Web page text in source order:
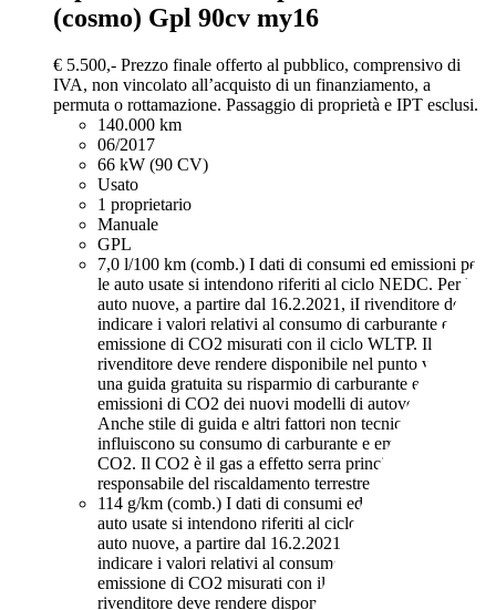
(cosmo) Gpl 90cv my16
€ 5.500,- Prezzo finale offerto al pubblico, comprensivo di
IVA, non vincolato all’acquisto di un finanziamento, a
permuta o rottamazione. Passaggio di proprietà e IPT esclusi.
140.000 km
06/2017
66 kW (90 CV)
Usato
1 proprietario
Manuale
GPL
7,0 l/100 km (comb.) I dati di consumi ed emissioni per
le auto usate si intendono riferiti al ciclo NEDC. Per le
auto nuove, a partire dal 16.2.2021, iI rivenditore deve
indicare i valori relativi al consumo di carburante ed
emissione di CO2 misurati con il ciclo WLTP. Il
rivenditore deve rendere disponibile nel punto vendita
una guida gratuita su risparmio di carburante e
emissioni di CO2 dei nuovi modelli di autovetture.
Anche stile di guida e altri fattori non tecnici
influiscono su consumo di carburante e emissioni di
CO2. Il CO2 è il gas a effetto serra principalmente
responsabile del riscaldamento terrestre.
114 g/km (comb.) I dati di consumi ed emissioni per le
auto usate si intendono riferiti al ciclo NEDC. Per le
auto nuove, a partire dal 16.2.2021, iI rivenditore deve
indicare i valori relativi al consumo di carburante ed
emissione di CO2 misurati con il ciclo WLTP. Il
rivenditore deve rendere disponibile nel punto vendita